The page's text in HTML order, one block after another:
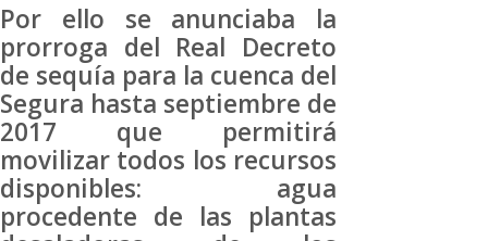
Por ello se anunciaba la
prorroga del Real Decreto
de sequía para la cuenca del
Segura hasta septiembre de
2017 que permitirá
movilizar todos los recursos
disponibles: agua
procedente de las plantas